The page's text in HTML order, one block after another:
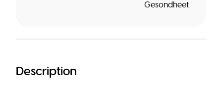
Gesondheet
Description